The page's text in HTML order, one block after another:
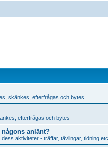
skänkes, efterfrågas och bytes
efterfrågas och bytes
någons anlänt?
dess aktiviteter - träffar, tävlingar, tidning etc